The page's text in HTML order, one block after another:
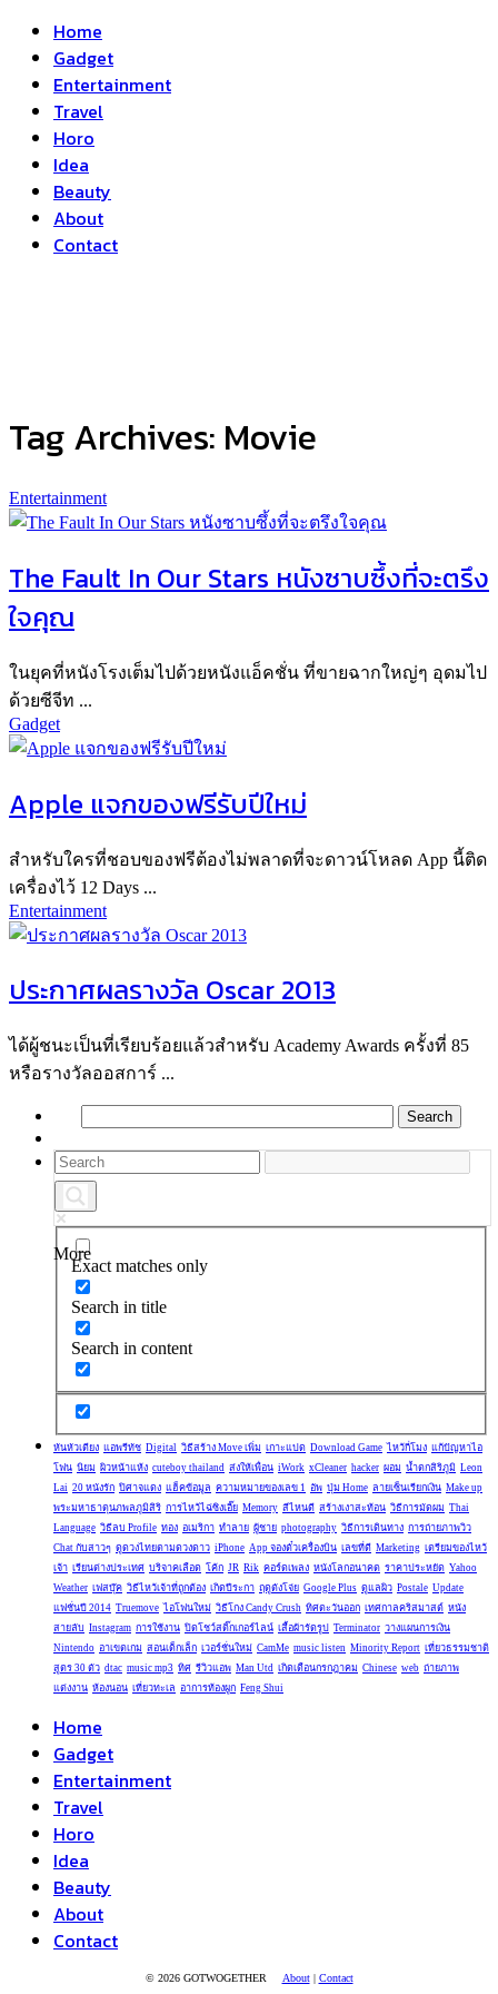
Home
Gadget
Entertainment
Travel
Horo
Idea
Beauty
About
Contact
Tag Archives: Movie
Entertainment
The Fault In Our Stars หนังซาบซึ้งที่จะตรึง
ใจคุณ
ในยุคที่หนังโรงเต็มไปด้วยหนังแอ็คชั่น ที่ขายฉากใหญ่ๆ อุดมไป
ด้วยซีจีท ...
Gadget
Apple แจกของฟรีรับปีใหม่
สำหรับใครที่ชอบของฟรีต้องไม่พลาดที่จะดาวน์โหลด App นี้ติด
เครื่องไว้ 12 Days ...
Entertainment
ประกาศผลรางวัล Oscar 2013
ได้ผู้ชนะเป็นที่เรียบร้อยแล้วสำหรับ Academy Awards ครั้งที่ 85
หรือรางวัลออสการ์ ...
More
Exact matches only
Search in title
Search in content
หันหัวเตียง แอพรีทัช Digital วิธีสร้าง Move เพิ่ม เกาะแปด Download Game ไหว้กี่โมง แก้ปัญหาไอ
โฟน นิยม ผิวหน้าแห้ง cuteboy thailand ส่งให้เพื่อน iWork xCleaner hacker ผอม น้ำตกสิริภูมิ Leon
Lai 20 หนังรัก ปิศาจแดง แฮ็คข้อมูล ความหมายของเลข 1 อัพ ปุ่ม Home ลายเซ็นเรียกเงิน Make up
พระมหาธาตุนภพลภูมิสิริ การไหว้ไฉ่ซิงเอี๊ย Memory สีไหนดี สร้างเงาสะท้อน วิธีการมัดผม Thai
Language วิธีลบ Profile ทอง อเมริกา ทำลาย ผู้ชาย photography วิธีการเดินทาง การถ่ายภาพวิว
Chat กับสาวๆ ดูดวงไทยตามดวงดาว iPhone App จองตั๋วเครื่องบิน เลขที่ดี Marketing เตรียมของไหว้
เจ้า เรียนต่างประเทศ บริจาคเลือด โค้ก JR Rik คอร์ดเพลง หนังโลกอนาคต ราคาประหยัด Yahoo
Weather เฟสบุ๊ค วิธีไหว้เจ้าที่ถูกต้อง เกิดปีระกา ฤดูตังโจ่ย Google Plus ดูแลผิว Postale Update
แฟชั่นปี 2014 Truemove ไอโฟนใหม่ วิธีโกง Candy Crush ทิศตะวันออก เทศกาลคริสมาสต์ หนัง
สายลับ Instagram การใช้งาน ปิดโชว์สติ๊กเกอร์ไลน์ เสื้อผ้ารัดรูป Terminator วางแผนการเงิน
Nintendo อาเขตเกม สอนเด็กเล็ก เวอร์ชั่นใหม่ CamMe music listen Minority Report เที่ยวธรรมชาติ
สูตร 30 ตัว dtac music mp3 ทิศ รีวิวแอพ Man Utd เกิดเดือนกรกฎาคม Chinese web ถ่ายภาพ
แต่งงาน ห้องนอน เที่ยวทะเล อาการท้องผูก Feng Shui
Home
Gadget
Entertainment
Travel
Horo
Idea
Beauty
About
Contact
© 2026 GOTWOGETHER About| Contact